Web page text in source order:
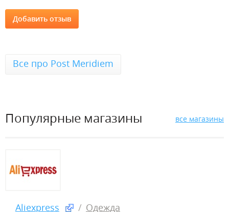
Все про Post Meridiem
Популярные магазины все магазины
Aliexpress Одежда